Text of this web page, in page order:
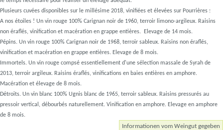
Plusieurs cuvées disponibles sur le millésime 2018, vinifiées et élevées sur Pourrières :
A nos étoiles ! Un vin rouge 100% Carignan noir de 1960, terroir limono-argileux. Raisins
non éraflés, vinification et macération en grappe entières. Elevage de 14 mois.
Pépins. Un vin rouge 100% Carignan noir de 1968, terroir sableux. Raisins non éraflés,
vinification et macération en grappe entières. Elevage de 8 mois.
Immortels. Un vin rouge compsé essentiellement d'une sélection massale de Syrah de
2013, terroir argileux. Raisins éraflés, vinifications en baies entières en amphore.
Macération et élevage de 8 mois.
Détroits. Un vin blanc 100% Ugnis blanc de 1965, terroir sableux. Raisins pressurés au
pressoir vertical, débourbés naturellement. Vinification en amphore. Elevage en amphore
de 8 mois.
Informationen vom Weingut gegeben